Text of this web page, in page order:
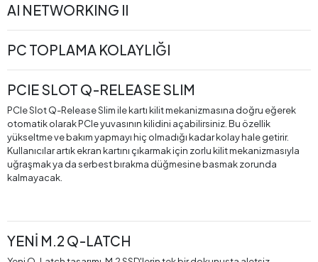
AI NETWORKING II​
PC TOPLAMA KOLAYLIĞI
PCIE SLOT Q-RELEASE SLIM
PCIe Slot Q-Release Slim ile kartı kilit mekanizmasına doğru eğerek
otomatik olarak PCIe yuvasının kilidini açabilirsiniz. Bu özellik
yükseltme ve bakım yapmayı hiç olmadığı kadar kolay hale getirir.
Kullanıcılar artık ekran kartını çıkarmak için zorlu kilit mekanizmasıyla
uğraşmak ya da serbest bırakma düğmesine basmak zorunda
kalmayacak.
YENİ M.2 Q-LATCH